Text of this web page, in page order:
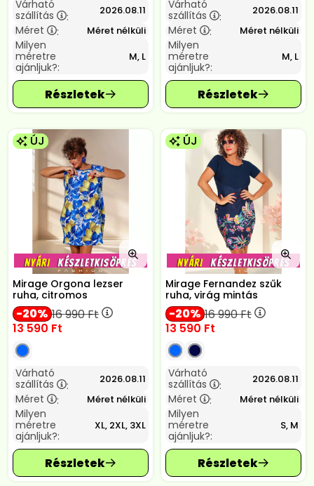
Várható
szállítás
: 2026.08.11
Méret : Méret nélküli
Milyen
méretre
ajánljuk?:
M, L
Várható
szállítás
: 2026.08.11
Méret : Méret nélküli
Milyen
méretre
ajánljuk?:
M, L
ÚJ
Mirage Orgona lezser
ruha, citromos
20 16 990Ft
13 590 Ft
Várható
szállítás
: 2026.08.11
Méret : Méret nélküli
Milyen
méretre
ajánljuk?:
XL, 2XL, 3XL
ÚJ
Mirage Fernandez szűk
ruha, virág mintás
20 16 990Ft
13 590 Ft
Várható
szállítás
: 2026.08.11
Méret : Méret nélküli
Milyen
méretre
ajánljuk?:
S, M